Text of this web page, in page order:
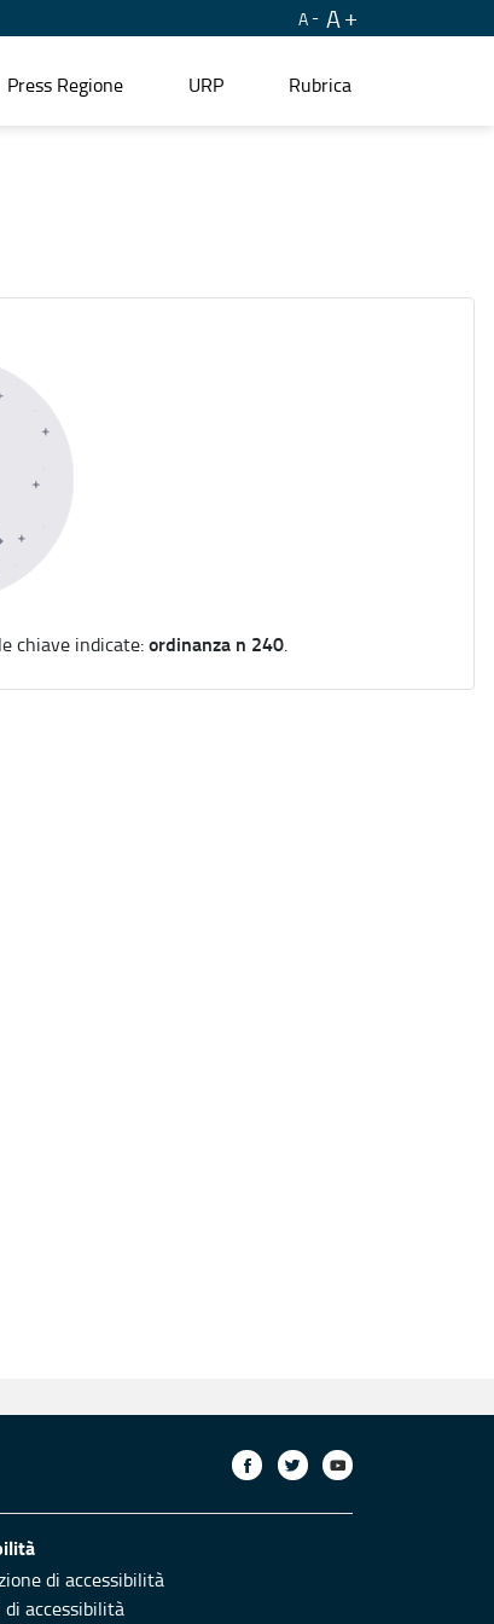
A A
Press Regione URP Rubrica
chiave indicate:ordinanza n 240.
di accessibilità
accessibilità